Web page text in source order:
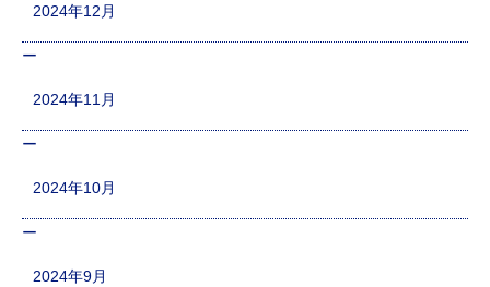
2024年12月
2024年11月
2024年10月
2024年9月